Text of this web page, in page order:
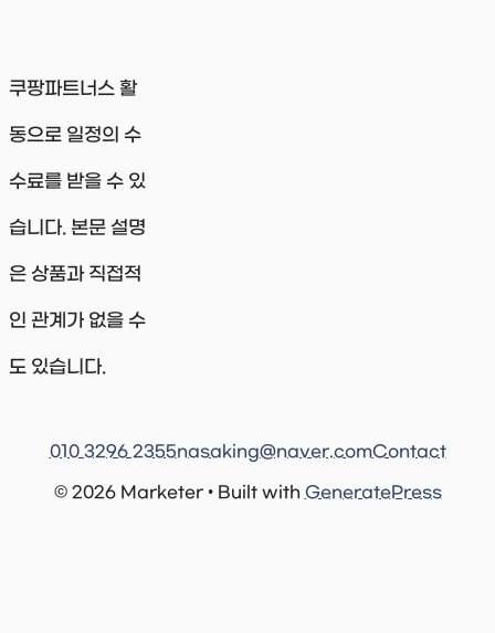
쿠팡파트너스 활
동으로 일정의 수
수료를 받을 수 있
습니다. 본문 설명
은 상품과 직접적
인 관계가 없을 수
도 있습니다.
© 2026 Marketer • Built with GeneratePress
010 3296 2355nasaking@naver.comContact